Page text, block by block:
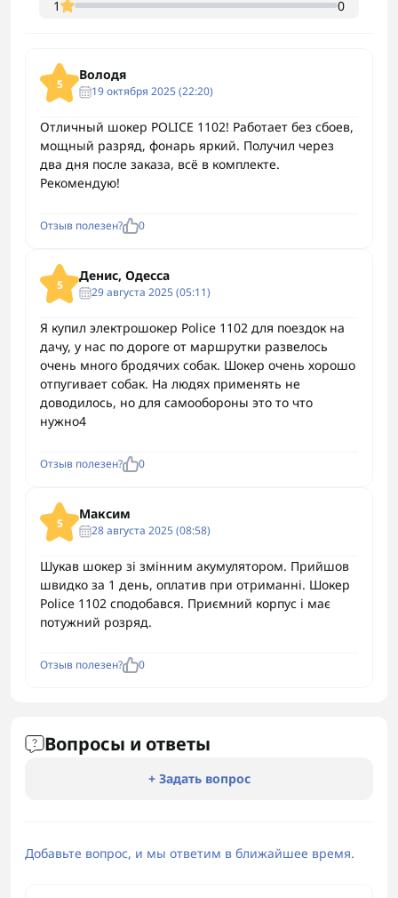
1
0
5
Володя
19 октября 2025 (22:20)
Отличный шокер POLICE 1102! Работает без сбоев,
мощный разряд, фонарь яркий. Получил через
два дня после заказа, всё в комплекте.
Рекомендую!
Отзыв полезен? 0
5
Денис, Одесса
29 августа 2025 (05:11)
Я купил электрошокер Police 1102 для поездок на
дачу, у нас по дороге от маршрутки развелось
очень много бродячих собак. Шокер очень хорошо
отпугивает собак. На людях применять не
доводилось, но для самообороны это то что
нужно4
Отзыв полезен? 0
5
Максим
28 августа 2025 (08:58)
Шукав шокер зі змінним акумулятором. Прийшов
швидко за 1 день, оплатив при отриманні. Шокер
Police 1102 сподобався. Приємний корпус і має
потужний розряд.
Отзыв полезен? 0
Вопросы и ответы
+ Задать вопрос
Добавьте вопрос, и мы ответим в ближайшее время.